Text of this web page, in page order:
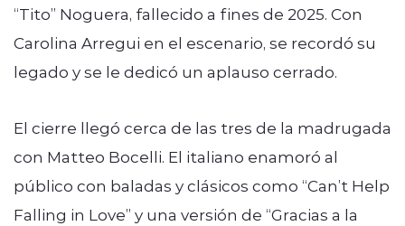
“Tito” Noguera, fallecido a fines de 2025. Con
Carolina Arregui en el escenario, se recordó su
legado y se le dedicó un aplauso cerrado.
El cierre llegó cerca de las tres de la madrugada
con Matteo Bocelli. El italiano enamoró al
público con baladas y clásicos como “Can’t Help
Falling in Love” y una versión de “Gracias a la